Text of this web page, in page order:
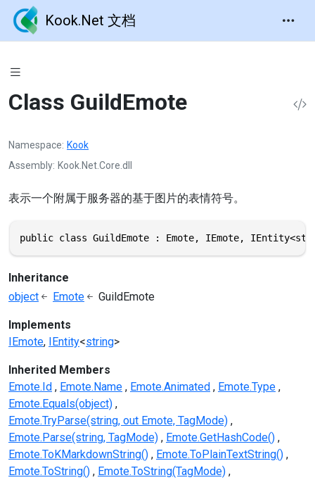
Kook.Net 文档
Class GuildEmote
Namespace Kook
Assembly Kook.Net.Core.dll
表示一个附属于服务器的基于图片的表情符号。
public class GuildEmote : Emote, IEmote,
Inheritance
object
Emote GuildEmote
Implements
IEmote IEntity<string>
Inherited Members
Emote.Id
Emote.Name Emote.Animated
Emote.Type
Emote.Equals(object)
Emote.TryParse(string, out Emote, TagMode)
Emote.Parse(string, TagMode)
Emote.GetHashCode()
Emote.ToKMarkdownString()
Emote.ToPlainTextString()
Emote.ToString()
Emote.ToString(TagMode)